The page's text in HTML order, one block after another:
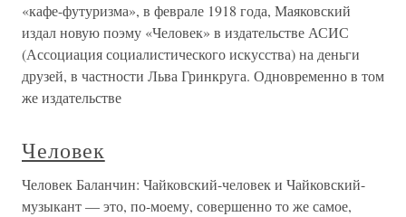
«кафе-футуризма», в феврале 1918 года, Маяковский
издал новую поэму «Человек» в издательстве АСИС
(Ассоциация социалистического искусства) на деньги
друзей, в частности Льва Гринкруга. Одновременно в том
же издательстве
Человек
Человек Баланчин: Чайковский-человек и Чайковский-
музыкант — это, по-моему, совершенно то же самое,